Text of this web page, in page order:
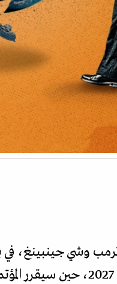
وشي جينبينغ،
حيث إن شي جينبينغ يضع